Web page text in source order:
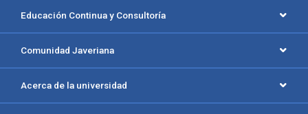
Educación Continua y Consultoría
Comunidad Javeriana
Acerca de la universidad